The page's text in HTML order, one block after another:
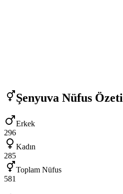
Şenyuva Nüfus Özeti
Erkek
296
Kadın
285
Toplam Nüfus
581